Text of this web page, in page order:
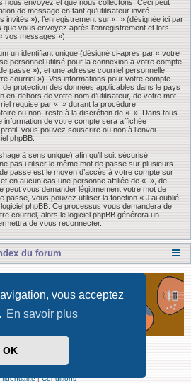
vous acceptez
En savoir plus
OK
nous envoyez et que nous collectons. Ceci peut
de message en tant qu’utilisateur invité
invités »), l’enregistrement sur « » (désignée ici par
vous envoyez après l’enregistrement et lors
vos messages »).
un identifiant unique (désigné ci-après par « votre
personnel utilisé pour la connexion à votre compte
passe »), et une adresse courriel personnelle
courriel »). Vos informations pour votre compte
protection des données applicables dans le pays
en-dehors de votre nom d’utilisateur, de votre mot
requise par « » durant la procédure
ou non, reste à la discrétion de « ». Dans tous
de votre compte sera affichée
vous pouvez souscrire ou non à l’envoi
phpBB.
à sens unique) afin qu’il soit sécurisé.
pas utiliser le même mot de passe sur plusieurs
passe est le moyen d’accès à votre compte sur
en aucun cas une personne affiliée de « », de
peut vous demander légitimement votre mot de
passe, vous pouvez utiliser la fonction « J’ai oublié
phpBB. Ce processus vous demandera de
courriel, alors le logiciel phpBB générera un
de vous reconnecter.
du forum
Forum Software © phpBB Limited
Traduit par phpBB-fr
|Conditions